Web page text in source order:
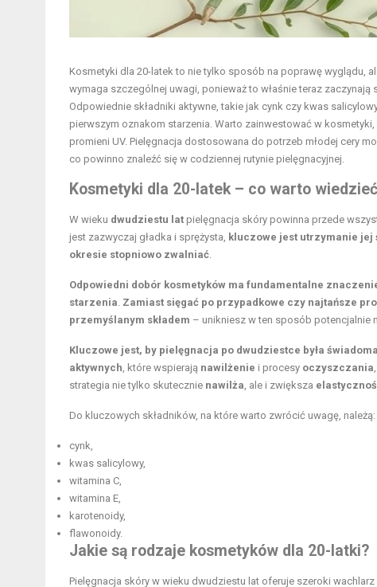
Kosmetyki dla 20-latek to nie tylko sposób na poprawę wyglądu,
wymaga szczególnej uwagi, ponieważ to właśnie teraz
Odpowiednie składniki aktywne, takie jak cynk czy kwas
pierwszym oznakom starzenia. Warto zainwestować w
promieni UV. Pielęgnacja dostosowana do potrzeb młodej cery
co powinno znaleźć się w codziennej rutynie pielęgnacyjnej.
Kosmetyki dla 20-latek – co warto
W wieku dwudziestu lat pielęgnacja skóry powinna przede
jest zazwyczaj gładka i sprężysta, kluczowe jest utrzymanie jej
okresie stopniowo zwalniać
Odpowiedni dobór kosmetyków ma fundamentalne
starzenia Zamiast sięgać po przypadkowe czy najtańsze
przemyślanym składem – unikniesz w ten sposób potencjalnie
Kluczowe jest, by pielęgnacja po dwudziestce była świadoma
aktywnych , które wspierają nawilżenie i procesy oczyszczania
strategia nie tylko skutecznie nawilża , ale i zwiększa
Do kluczowych składników, na które warto zwrócić uwagę, należą:
cynk,
kwas salicylowy,
witamina C,
witamina E
karotenoidy,
flawonoidy.
Jakie są rodzaje kosmetyków dla 20-latki?
Pielęgnacja skóry w wieku dwudziestu lat oferuje szeroki